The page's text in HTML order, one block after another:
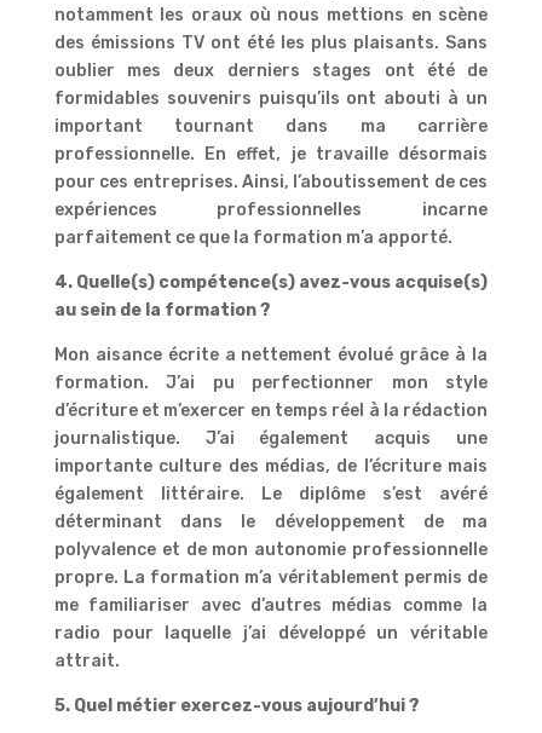
notamment les oraux où nous mettions en scène
des émissions TV ont été les plus plaisants. Sans
oublier mes deux derniers stages ont été de
formidables souvenirs puisqu’ils ont abouti à un
important tournant dans ma carrière
professionnelle. En effet, je travaille désormais
pour ces entreprises. Ainsi, l’aboutissement de ces
expériences professionnelles incarne
parfaitement ce que la formation m’a apporté.
4. Quelle(s) compétence(s) avez-vous acquise(s)
au sein de la formation ?
Mon aisance écrite a nettement évolué grâce à la
formation. J’ai pu perfectionner mon style
d’écriture et m’exercer en temps réel à la rédaction
journalistique. J’ai également acquis une
importante culture des médias, de l’écriture mais
également littéraire. Le diplôme s’est avéré
déterminant dans le développement de ma
polyvalence et de mon autonomie professionnelle
propre. La formation m’a véritablement permis de
me familiariser avec d’autres médias comme la
radio pour laquelle j’ai développé un véritable
attrait.
5. Quel métier exercez-vous aujourd’hui ?